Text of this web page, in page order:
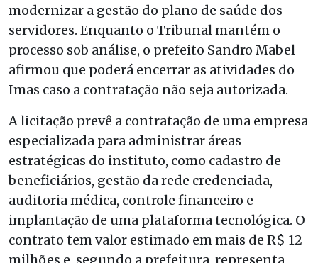
modernizar a gestão do plano de saúde dos
servidores. Enquanto o Tribunal mantém o
processo sob análise, o prefeito Sandro Mabel
afirmou que poderá encerrar as atividades do
Imas caso a contratação não seja autorizada.
A licitação prevê a contratação de uma empresa
especializada para administrar áreas
estratégicas do instituto, como cadastro de
beneficiários, gestão da rede credenciada,
auditoria médica, controle financeiro e
implantação de uma plataforma tecnológica. O
contrato tem valor estimado em mais de R$ 12